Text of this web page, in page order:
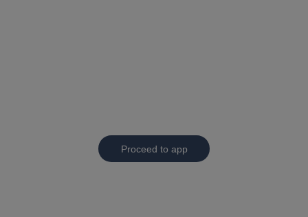
Proceed to app